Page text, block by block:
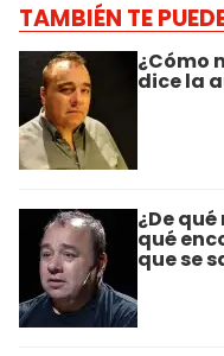
TAMBIÉN TE
¿Cómo
dice la
¿De
qué
que se